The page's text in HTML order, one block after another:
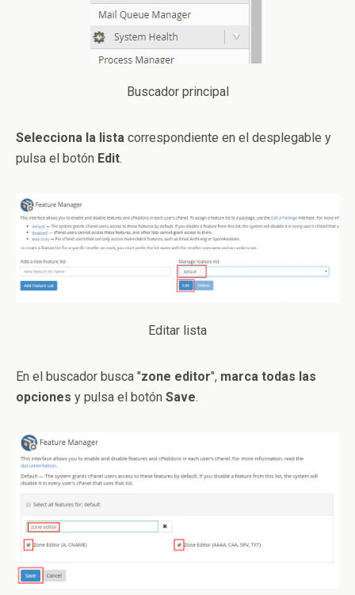
Buscador principal
Selecciona la lista correspondiente en el desplegable y
pulsa el botón Edit.
Editar lista
En el buscador busca "zone editor", marca todas las
opciones y pulsa el botón Save.